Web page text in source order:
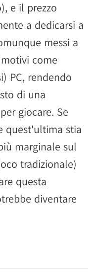
e il prezzo
a dedicarsi a
messi a
come
PC, rendendo
di una
giocare. Se
quest'ultima stia
marginale sul
tradizionale)
questa
diventare